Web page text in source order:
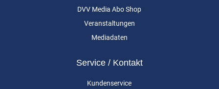
DVV Media Abo Shop
Veranstaltungen
Mediadaten
Service / Kontakt
Kundenservice